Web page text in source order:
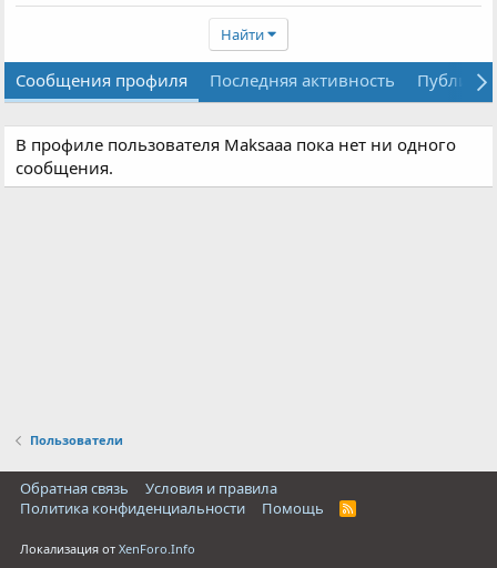
Найти
Сообщения профиля Последняя активность
В профиле пользователя Maksaaa пока нет ни одного
сообщения.
Пользователи
Обратная связь
Условия и правила
Политика конфиденциальности
Помощь
R
Локализация отXenForo.Info